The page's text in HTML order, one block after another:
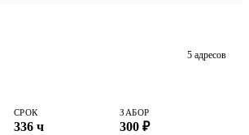
5 адресов
СРОК
336 ч
ЗАБОР
300 ₽